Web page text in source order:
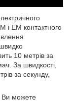
і ЕМ контактного
10 метрів за
За швидкості,
за секунду,
Ви можете